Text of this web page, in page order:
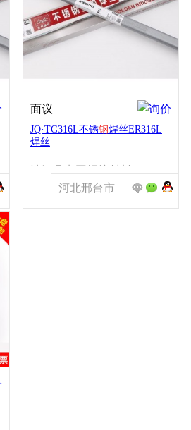
面议
JQ·TG316L不锈钢焊丝ER316L
焊丝
河北邢台市